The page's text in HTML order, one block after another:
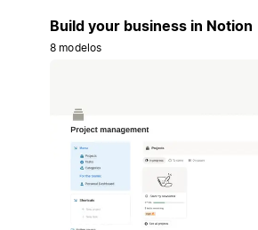
Build your business in Notion
8 modelos